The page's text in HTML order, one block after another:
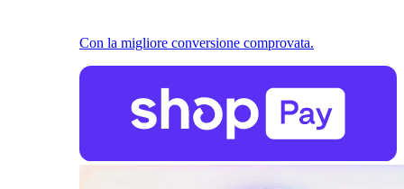
Con la migliore conversione comprovata.